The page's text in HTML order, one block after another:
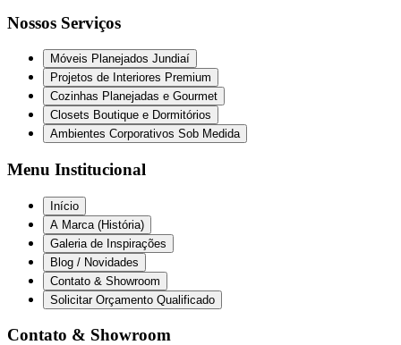
Nossos Serviços
Móveis Planejados Jundiaí
Projetos de Interiores Premium
Cozinhas Planejadas e Gourmet
Closets Boutique e Dormitórios
Ambientes Corporativos Sob Medida
Menu Institucional
Início
A Marca (História)
Galeria de Inspirações
Blog / Novidades
Contato & Showroom
Solicitar Orçamento Qualificado
Contato & Showroom